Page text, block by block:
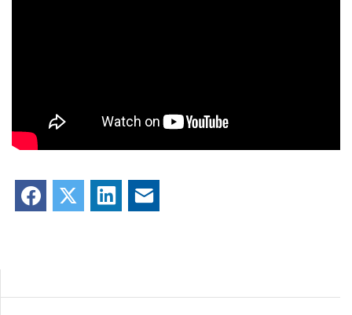
Facebook LinkedIn